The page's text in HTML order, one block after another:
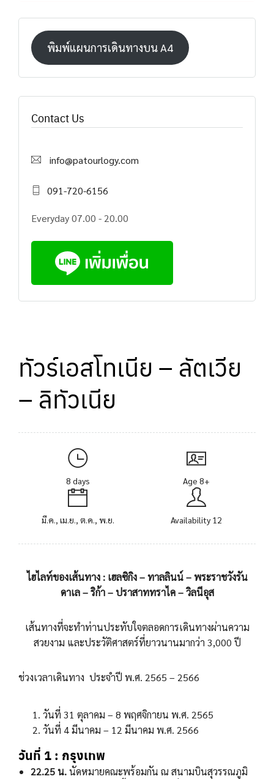
พิมพ์แผนการเดินทางบน A4
Contact Us
info@patourlogy.com
091-720-6156
Everyday 07.00 - 20.00
ทัวร์เอสโทเนีย – ลัตเวีย
– ลิทัวเนีย
8 days Age 8+
มี.ค., เม.ย., ต.ค., พ.ย. Availability 12
ไฮไลท์ของเส้นทาง : เฮลซิกิง – ทาลลินน์ – พระราชวังรัน
ดาเล – ริก้า – ปราสาททราไค – วิลนีอุส
เส้นทางที่จะทำท่านประทับใจตลอดการเดินทางผ่านความ
สวยงาม และประวัติศาสตร์ที่ยาวนานมากว่า 3,000 ปี
ช่วงเวลาเดินทาง ประจำปี พ.ศ. 2565 – 2566
วันที่ 31 ตุลาคม – 8 พฤศจิกายน พ.ศ. 2565
วันที่ 4 มีนาคม – 12 มีนาคม พ.ศ. 2566
วันที่ 1 : กรุงเทพ
22.25 น.นัดหมายคณะพร้อมกัน ณ สนามบินสุวรรณภูมิ